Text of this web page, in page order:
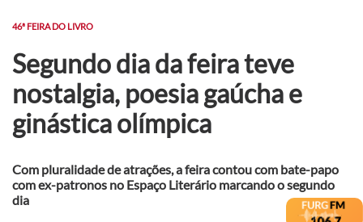
46ª FEIRA DO LIVRO
Segundo dia da feira teve
nostalgia, poesia gaúcha e
ginástica olímpica
Com pluralidade de atrações, a feira contou com bate-papo
com ex-patronos no Espaço Literário marcando o segundo
dia